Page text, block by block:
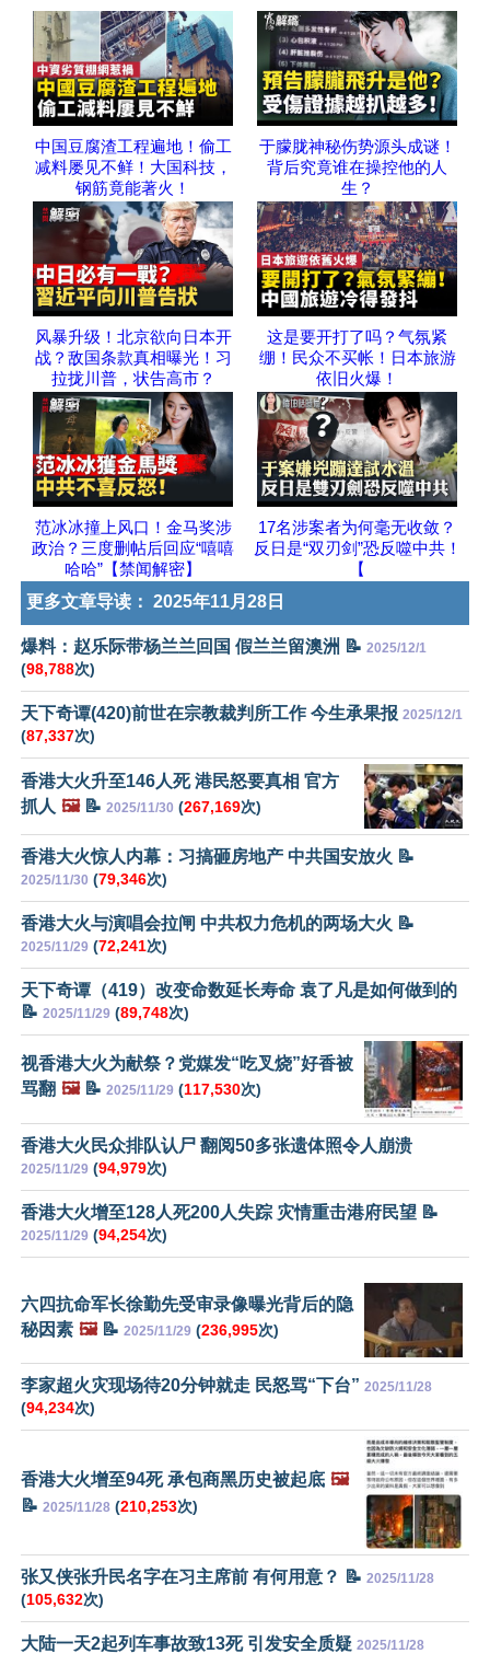
中国豆腐渣工程遍地！偷工
减料屡见不鲜！大国科技，
钢筋竟能著火！
于朦胧神秘伤势源头成谜！
背后究竟谁在操控他的人
生？
风暴升级！北京欲向日本开
战？敌国条款真相曝光！习
拉拢川普，状告高市？
这是要开打了吗？气氛紧
绷！民众不买帐！日本旅游
依旧火爆！
范冰冰撞上风口！金马奖涉
政治？三度删帖后回应“嘻嘻
哈哈”【禁闻解密】
17名涉案者为何毫无收敛？
反日是“双刃剑”恐反噬中共！
【
更多文章导读： 2025年11月28日
爆料：赵乐际带杨兰兰回国 假兰兰留澳洲 📝 2025/12/1
(98,788次)
天下奇谭(420)前世在宗教裁判所工作 今生承果报 2025/12/1
(87,337次)
香港大火升至146人死 港民怒要真相 官方
抓人 🖼️📝 2025/11/30 (267,169次)
香港大火惊人内幕：习搞砸房地产 中共国安放火 📝
2025/11/30 (79,346次)
香港大火与演唱会拉闸 中共权力危机的两场大火 📝
2025/11/29 (72,241次)
天下奇谭（419）改变命数延长寿命 袁了凡是如何做到的
📝 2025/11/29 (89,748次)
视香港大火为献祭？党媒发“吃叉烧”好香被
骂翻 🖼️📝 2025/11/29 (117,530次)
香港大火民众排队认尸 翻阅50多张遗体照令人崩溃
2025/11/29 (94,979次)
香港大火增至128人死200人失踪 灾情重击港府民望 📝
2025/11/29 (94,254次)
六四抗命军长徐勤先受审录像曝光背后的隐
秘因素 🖼️📝 2025/11/29 (236,995次)
李家超火灾现场待20分钟就走 民怒骂“下台” 2025/11/28
(94,234次)
香港大火增至94死 承包商黑历史被起底 🖼️
📝 2025/11/28 (210,253次)
张又侠张升民名字在习主席前 有何用意？ 📝 2025/11/28
(105,632次)
大陆一天2起列车事故致13死 引发安全质疑 2025/11/28